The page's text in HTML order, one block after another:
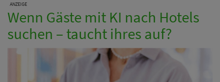
ANZEIGE
Wenn Gäste mit KI nach Hotels
suchen – taucht ihres auf?